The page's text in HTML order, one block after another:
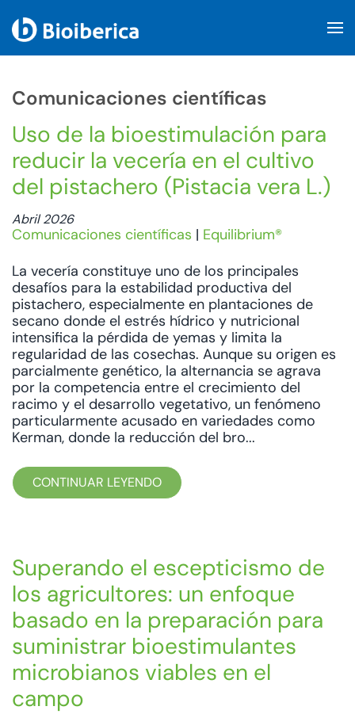
Comunicaciones científicas
Uso de la bioestimulación para
reducir la vecería en el cultivo
del pistachero (Pistacia vera L.)
Abril 2026
Comunicaciones científicas | Equilibrium®
La vecería constituye uno de los principales
desafíos para la estabilidad productiva del
pistachero, especialmente en plantaciones de
secano donde el estrés hídrico y nutricional
intensifica la pérdida de yemas y limita la
regularidad de las cosechas. Aunque su origen es
parcialmente genético, la alternancia se agrava
por la competencia entre el crecimiento del
racimo y el desarrollo vegetativo, un fenómeno
particularmente acusado en variedades como
Kerman, donde la reducción del bro...
CONTINUAR LEYENDO
Superando el escepticismo de
los agricultores: un enfoque
basado en la preparación para
suministrar bioestimulantes
microbianos viables en el
campo